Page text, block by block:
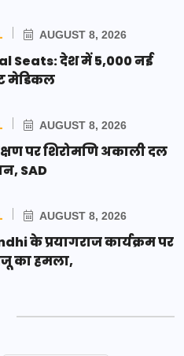
AUGUST 8, 2026
Seats: देश में 5,000 नई
मेडिकल
AUGUST 8, 2026
पर शिरोमणि अकाली दल
SAD
AUGUST 8, 2026
के प्रयागराज कार्यक्रम पर
का हमला,